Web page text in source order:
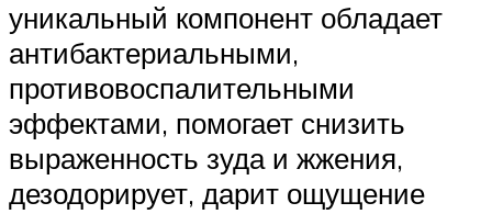
уникальный компонент обладает
антибактериальными,
противовоспалительными
эффектами, помогает снизить
выраженность зуда и жжения,
дезодорирует, дарит ощущение